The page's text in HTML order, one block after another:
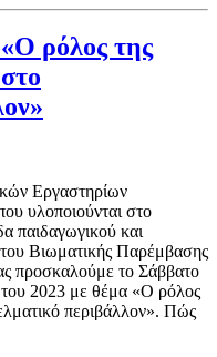
ρόλος της
Εργαστηρίων
υλοποιούνται στο
παιδαγωγικού και
Βιωματικής Παρέμβασης
προσκαλούμε το Σάββατο
του 2023 με θέμα «Ο ρόλος
περιβάλλον». Πώς